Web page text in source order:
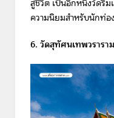
สู่ชีวิต เป็นอีกหนึ่งวัดริ
ความนิยมสำหรับนักท่อ
6. วัดสุทัศนเทพวรารา